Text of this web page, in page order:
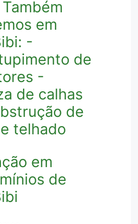
em
-
de
-
de calhas
de
telhado
em
de